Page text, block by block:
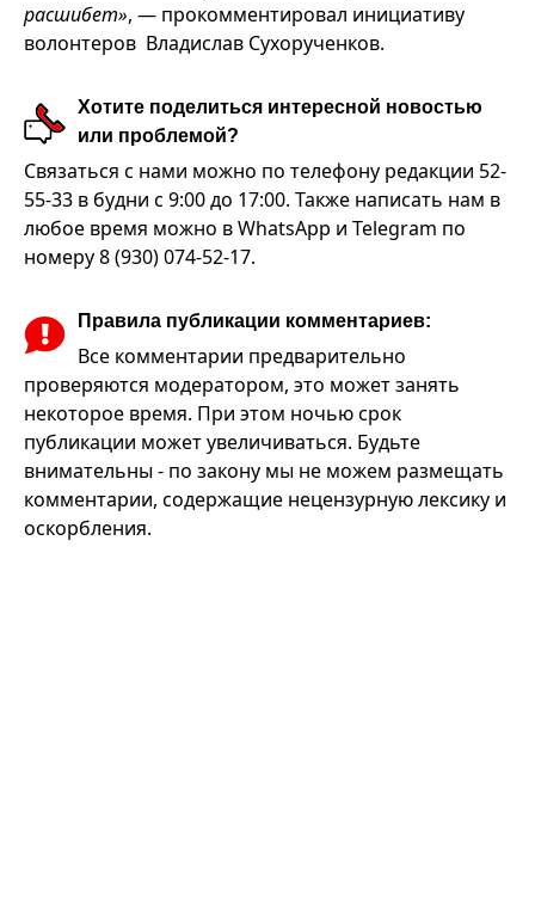
расшибет», — прокомментировал инициативу
волонтеров Владислав Сухорученков.
Хотите поделиться интересной новостью
или проблемой?
Связаться с нами можно по телефону редакции 52-
55-33 в будни с 9:00 до 17:00. Также написать нам в
любое время можно в WhatsApp и Telegram по
номеру 8 (930) 074-52-17.
Правила публикации комментариев:
Все комментарии предварительно
проверяются модератором, это может занять
некоторое время. При этом ночью срок
публикации может увеличиваться. Будьте
внимательны - по закону мы не можем размещать
комментарии, содержащие нецензурную лексику и
оскорбления.